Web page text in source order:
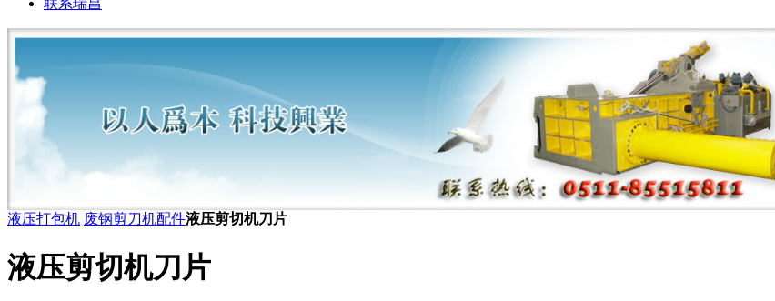
联系瑞昌
液压打包机 废钢剪刀机配件液压剪切机刀片
液压剪切机刀片